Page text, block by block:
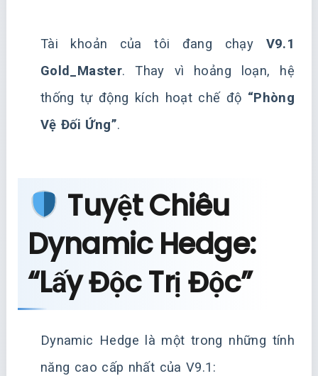
Tài khoản của tôi đang chạy V9.1
Gold_Master. Thay vì hoảng loạn, hệ
thống tự động kích hoạt chế độ “Phòng
Vệ Đối Ứng”.
Tuyệt Chiêu
Dynamic Hedge:
“Lấy Độc Trị Độc”
Dynamic Hedge là một trong những tính
năng cao cấp nhất của V9.1: